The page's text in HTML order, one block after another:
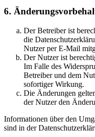
6.
Der Betreiber ist
die
Nutzer per E-Mail
Der Nutzer ist
Im Falle des
Betreiber und dem
sofortiger Wirkung.
Die Änderungen
der Nutzer den
Informationen über den
sind in der